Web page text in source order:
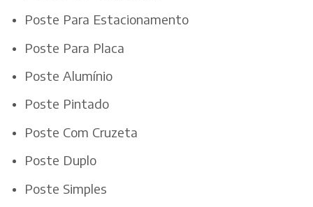
Poste Para Estacionamento
Poste Para Placa
Poste Alumínio
Poste Pintado
Poste Com Cruzeta
Poste Duplo
Poste Simples